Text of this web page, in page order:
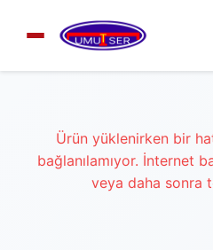
Ürün yüklenirken bir
bağlanılamıyor. İnternet
veya daha sonra